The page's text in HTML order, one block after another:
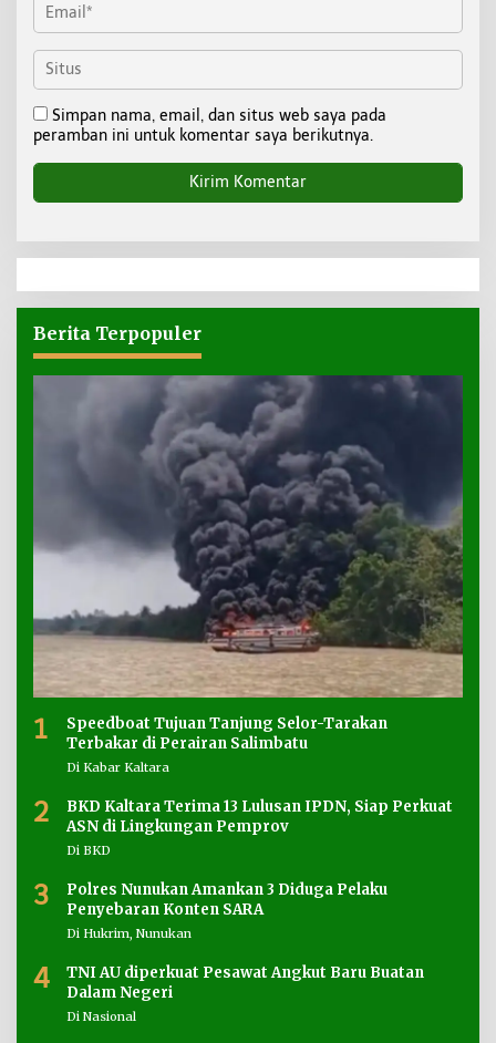
Simpan nama, email, dan situs web saya pada
peramban ini untuk komentar saya berikutnya.
Berita Terpopuler
1
Speedboat Tujuan Tanjung Selor-Tarakan
Terbakar di Perairan Salimbatu
Di Kabar Kaltara
2
BKD Kaltara Terima 13 Lulusan IPDN, Siap Perkuat
ASN di Lingkungan Pemprov
Di BKD
3
Polres Nunukan Amankan 3 Diduga Pelaku
Penyebaran Konten SARA
Di Hukrim, Nunukan
4
TNI AU diperkuat Pesawat Angkut Baru Buatan
Dalam Negeri
Di Nasional